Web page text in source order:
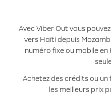
Avec Viber Out vous
vers Haïti depuis
numéro fixe ou mobile
Achetez des crédits ou
les meilleurs prix